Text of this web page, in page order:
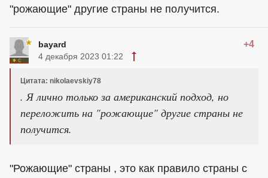
"рожающие" другие страны не получится.
bayard +4
4 декабря 2023 01:22
Цитата: nikolaevskiy78
. Я лично только за американский подход, но
переложить на "рожающие" другие страны не
получится.
"Рожающие" страны , это как правило страны с